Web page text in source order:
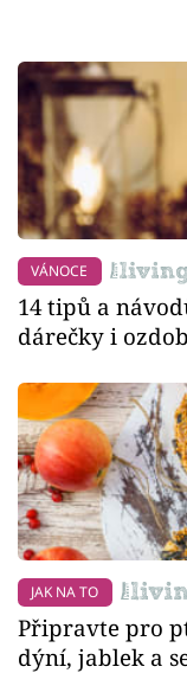
VÁNOCE
14 tipů a
dárečky i
JAK NA TO
Připravte pro
dýní, jablek a